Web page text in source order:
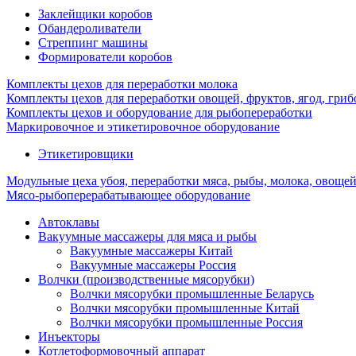
Заклейщики коробов
Обандероливатели
Стреппинг машины
Формирователи коробов
Комплекты цехов для переработки молока
Комплекты цехов для переработки овощей, фруктов, ягод,
Комплекты цехов и оборудование для рыбопереработки
Маркировочное и этикетировочное оборудование
Этикетировщики
Модульные цеха убоя, переработки мяса, рыбы, молока, овощей
Мясо-рыбоперерабатывающее оборудование
Автоклавы
Вакуумные массажеры для мяса и рыбы
Вакуумные массажеры Китай
Вакуумные массажеры Россия
Волчки (производственные мясорубки)
Волчки мясорубки промышленные Беларусь
Волчки мясорубки промышленные Китай
Волчки мясорубки промышленные Россия
Инъекторы
Котлетоформовочный аппарат